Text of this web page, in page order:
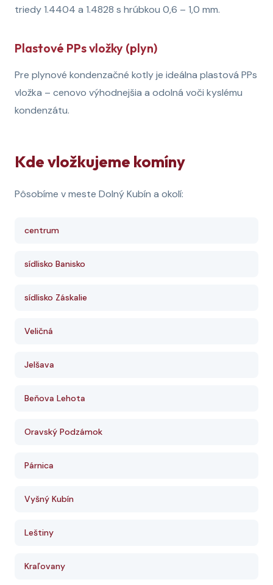
triedy 1.4404 a 1.4828 s hrúbkou 0,6 – 1,0 mm.
Plastové PPs vložky (plyn)
Pre plynové kondenzačné kotly je ideálna plastová PPs
vložka – cenovo výhodnejšia a odolná voči kyslému
kondenzátu.
Kde vložkujeme komíny
Pôsobíme v meste Dolný Kubín a okolí:
centrum
sídlisko Banisko
sídlisko Záskalie
Veličná
Jelšava
Beňova Lehota
Oravský Podzámok
Párnica
Vyšný Kubín
Leštiny
Kraľovany